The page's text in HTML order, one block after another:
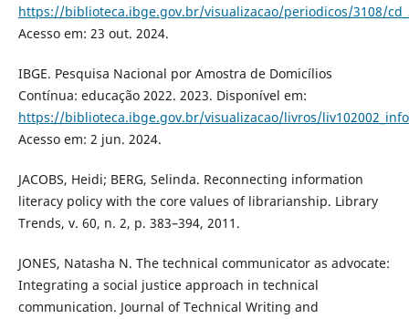
https://biblioteca.ibge.gov.br/visualizacao/periodicos/3108/
Acesso em: 23 out. 2024.
IBGE. Pesquisa Nacional por Amostra de Domicílios
Contínua: educação 2022. 2023. Disponível em:
https://biblioteca.ibge.gov.br/visualizacao/livros/
Acesso em: 2 jun. 2024.
JACOBS, Heidi; BERG, Selinda. Reconnecting information
literacy policy with the core values of librarianship. Library
Trends, v. 60, n. 2, p. 383–394, 2011.
JONES, Natasha N. The technical communicator as advocate:
Integrating a social justice approach in technical
communication. Journal of Technical Writing and